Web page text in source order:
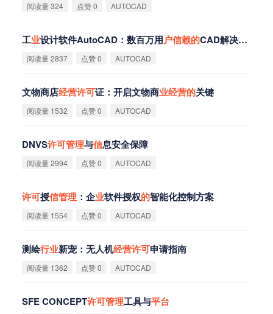
阅读量 324 点赞 0 AUTOCAD
工业设计软件AutoCAD：数百万用户信赖的CAD解决方案
阅读量 2837 点赞 0 AUTOCAD
文物商店经营许可证：开启文物商业经营的关键
阅读量 1532 点赞 0 AUTOCAD
DNVS许可管理与信息安全保障
阅读量 2994 点赞 0 AUTOCAD
许可授信管理 ：企业软件授权的智能化控制方案
阅读量 1554 点赞 0 AUTOCAD
测绘行业新宠：无人机经营许可申请指南
阅读量 1362 点赞 0 AUTOCAD
SFE CONCEPT许可管理工具与平台